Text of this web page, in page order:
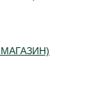
МАГАЗИН)